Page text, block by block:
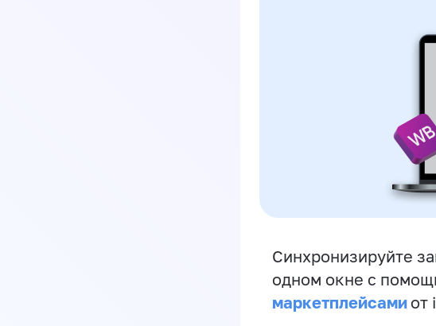
Синхронизируйте
одном окне с
маркетплейсами от